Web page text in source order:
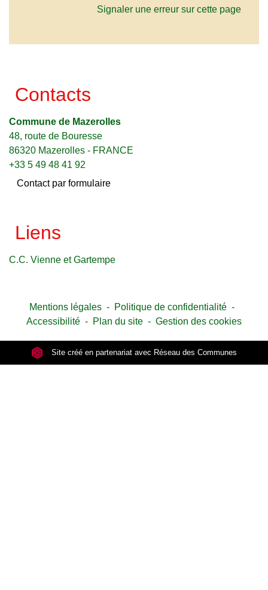
Signaler une erreur sur cette page
Contacts
Commune de Mazerolles
48, route de Bouresse
86320 Mazerolles - FRANCE
+33 5 49 48 41 92
Contact par formulaire
Liens
C.C. Vienne et Gartempe
Mentions légales - Politique de confidentialité -
Accessibilité - Plan du site - Gestion des cookies
Site créé en partenariat avec Réseau des Communes